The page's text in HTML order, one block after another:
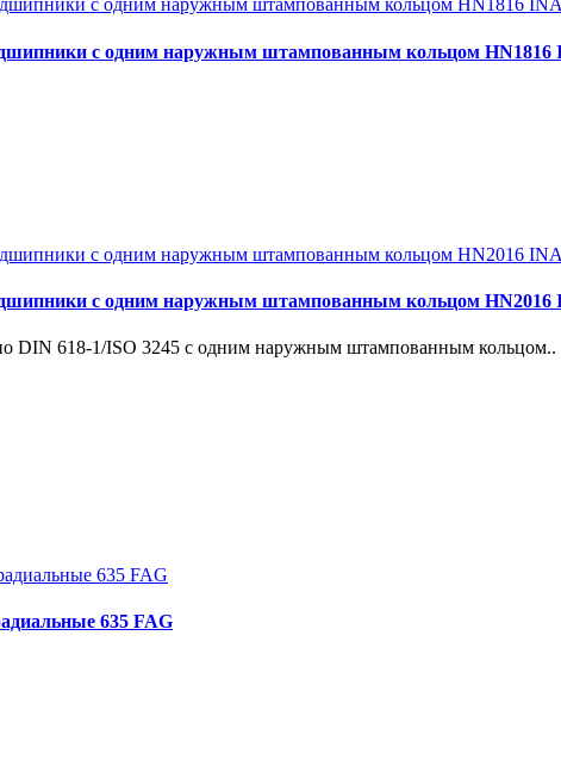
с одним наружным штампованным кольцом HN1816
с одним наружным штампованным кольцом HN2016
по DIN 618-1/ISO 3245 с одним наружным штампованным кольцом..
635 FAG